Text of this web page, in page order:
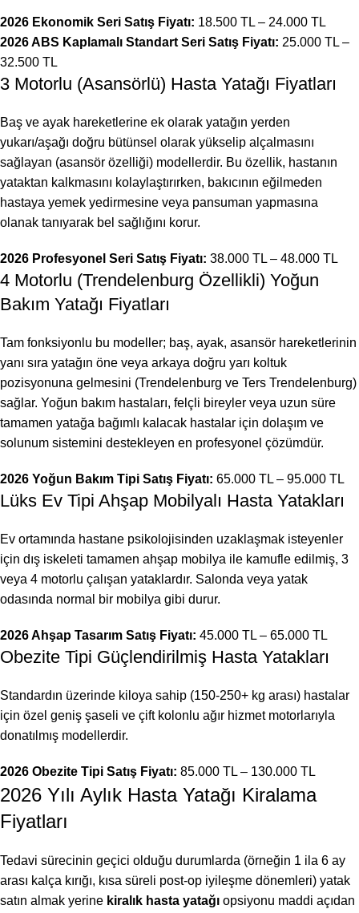
2026 Ekonomik Seri Satış Fiyatı: 18.500 TL – 24.000 TL
2026 ABS Kaplamalı Standart Seri Satış Fiyatı: 25.000 TL –
32.500 TL
3 Motorlu (Asansörlü) Hasta Yatağı Fiyatları
Baş ve ayak hareketlerine ek olarak yatağın yerden
yukarı/aşağı doğru bütünsel olarak yükselip alçalmasını
sağlayan (asansör özelliği) modellerdir. Bu özellik, hastanın
yataktan kalkmasını kolaylaştırırken, bakıcının eğilmeden
hastaya yemek yedirmesine veya pansuman yapmasına
olanak tanıyarak bel sağlığını korur.
2026 Profesyonel Seri Satış Fiyatı: 38.000 TL – 48.000 TL
4 Motorlu (Trendelenburg Özellikli) Yoğun
Bakım Yatağı Fiyatları
Tam fonksiyonlu bu modeller; baş, ayak, asansör hareketlerinin
yanı sıra yatağın öne veya arkaya doğru yarı koltuk
pozisyonuna gelmesini (Trendelenburg ve Ters Trendelenburg)
sağlar. Yoğun bakım hastaları, felçli bireyler veya uzun süre
tamamen yatağa bağımlı kalacak hastalar için dolaşım ve
solunum sistemini destekleyen en profesyonel çözümdür.
2026 Yoğun Bakım Tipi Satış Fiyatı: 65.000 TL – 95.000 TL
Lüks Ev Tipi Ahşap Mobilyalı Hasta Yatakları
Ev ortamında hastane psikolojisinden uzaklaşmak isteyenler
için dış iskeleti tamamen ahşap mobilya ile kamufle edilmiş, 3
veya 4 motorlu çalışan yataklardır. Salonda veya yatak
odasında normal bir mobilya gibi durur.
2026 Ahşap Tasarım Satış Fiyatı: 45.000 TL – 65.000 TL
Obezite Tipi Güçlendirilmiş Hasta Yatakları
Standardın üzerinde kiloya sahip (150-250+ kg arası) hastalar
için özel geniş şaseli ve çift kolonlu ağır hizmet motorlarıyla
donatılmış modellerdir.
2026 Obezite Tipi Satış Fiyatı: 85.000 TL – 130.000 TL
2026 Yılı Aylık Hasta Yatağı Kiralama
Fiyatları
Tedavi sürecinin geçici olduğu durumlarda (örneğin 1 ila 6 ay
arası kalça kırığı, kısa süreli post-op iyileşme dönemleri) yatak
satın almak yerine kiralık hasta yatağı opsiyonu maddi açıdan